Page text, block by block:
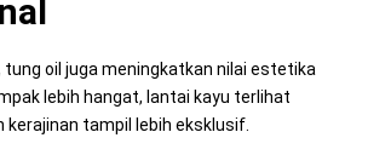
tung oil juga meningkatkan nilai estetika
lebih hangat, lantai kayu terlihat
kerajinan tampil lebih eksklusif.